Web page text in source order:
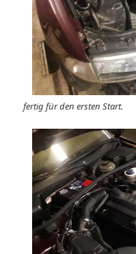
fertig für den ersten Start.